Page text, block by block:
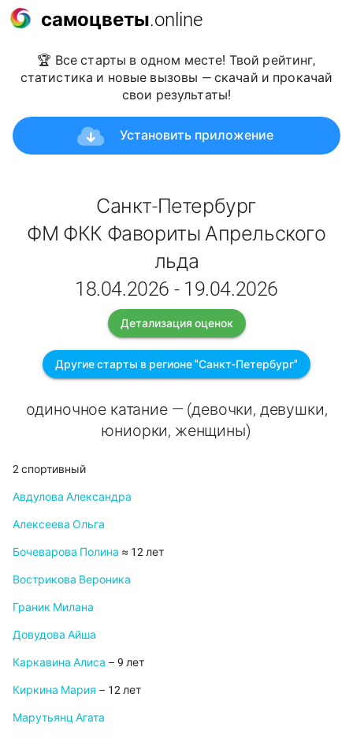
самоцветы.online
🏆 Все старты в одном месте! Твой рейтинг,
статистика и новые вызовы — скачай и прокачай
свои результаты!
Установить приложение
Санкт-Петербург
ФМ ФКК Фавориты Апрельского
льда
18.04.2026 - 19.04.2026
Детализация оценок
Другие старты в регионе "Санкт-Петербург"
одиночное катание — (девочки, девушки,
юниорки, женщины)
2 спортивный
Авдулова Александра
Алексеева Ольга
Бочеварова Полина ≈ 12 лет
Вострикова Вероника
Граник Милана
Довудова Айша
Каркавина Алиса – 9 лет
Киркина Мария – 12 лет
Марутьянц Агата